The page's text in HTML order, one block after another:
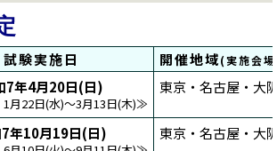
試験実施日 開催地域(実施会
7年4月20日(日)
月22日(水)～3月13日(木)≫
東京・名古屋・大
年10月19日(日) 東京・名古屋・大